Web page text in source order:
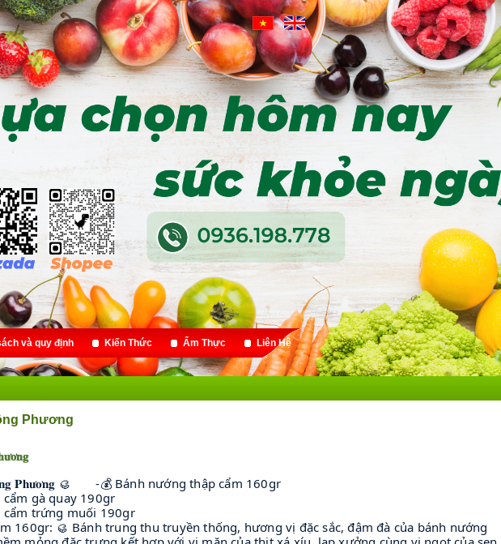
và quy định Kiến Thức Ẩm Thực Liên Hệ
Phương
𝐏𝐡𝐮̛𝐨̛𝐧𝐠 🥮 😘
-💰 Bánh nướng thập cẩm 160gr
gà quay 190gr
cẩm trứng muối 190gr
160gr: 🥮 Bánh trung thu truyền thống, hương vị đặc sắc, đậm đà của bánh nướng